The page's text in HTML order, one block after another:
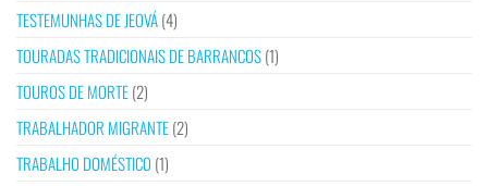
TESTEMUNHAS DE JEOVÁ(4)
TOURADAS TRADICIONAIS DE BARRANCOS(1)
TOUROS DE MORTE(2)
TRABALHADOR MIGRANTE(2)
TRABALHO DOMÉSTICO (1)